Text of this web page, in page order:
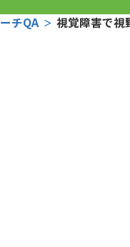
チQA 視覚障害で視